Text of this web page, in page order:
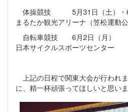
体操競技 5月31日（土）・6
まるたか観光アリーナ（笠松運動公
自転車競技 6月2日
日本サイクルスポーツセンター
上記の日程で関東大会が行われ
に、精一杯頑張ってほしいと思いま